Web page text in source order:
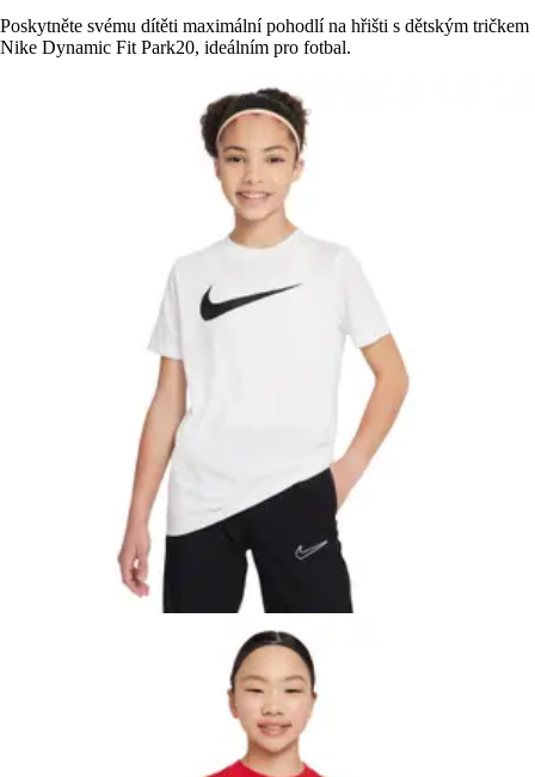
Poskytněte svému dítěti maximální pohodlí na hřišti s dětským tričkem
Nike Dynamic Fit Park20, ideálním pro fotbal.